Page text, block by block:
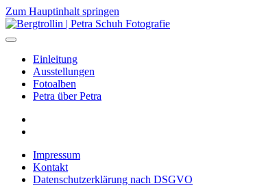
Zum Hauptinhalt springen
Einleitung
Ausstellungen
Fotoalben
Petra über Petra
Impressum
Kontakt
Datenschutzerklärung nach DSGVO